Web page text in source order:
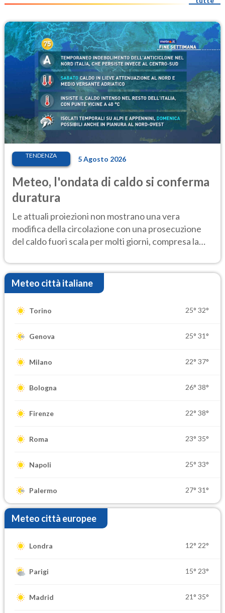
TENDENZA 5 Agosto 2026
Meteo, l'ondata di caldo si conferma
duratura
Le attuali proiezioni non mostrano una vera
modifica della circolazione con una prosecuzione
del caldo fuori scala per molti giorni, compresa la
Meteo città italiane
Torino 25° 32°
Genova 25° 31°
Milano 22° 37°
Bologna 26° 38°
Firenze 22° 38°
Roma 23° 35°
Napoli 25° 33°
Palermo 27° 31°
Meteo città europee
Londra 12° 22°
Parigi 15° 23°
Madrid 21° 35°